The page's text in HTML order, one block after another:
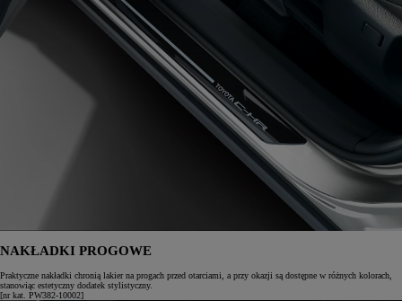
NAKŁADKI PROGOWE
Praktyczne nakładki chronią lakier na progach przed otarciami, a przy okazji są dostępne w różnych kolorach,
stanowiąc estetyczny dodatek stylistyczny.
[nr kat. PW382-10002]